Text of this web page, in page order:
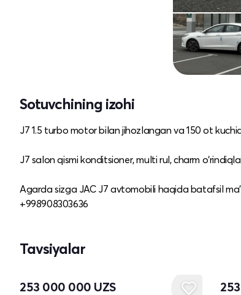
Sotuvchining izohi
J7 1.5 turbo motor bilan jihozlangan va 150 ot
J7 salon qismi konditsioner, multi rul, charm
Agarda sizga JAC J7 avtomobili haqida batafsil
+998908303636
Tavsiyalar
253 000 000 UZS